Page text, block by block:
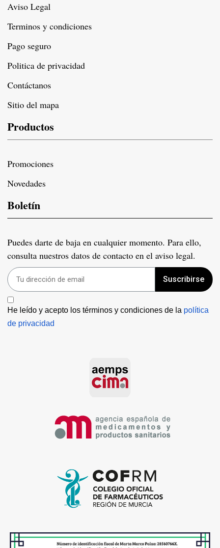
Aviso Legal
Terminos y condiciones
Pago seguro
Politica de privacidad
Contáctanos
Sitio del mapa
Productos
Promociones
Novedades
Boletín
Puedes darte de baja en cualquier momento. Para ello,
consulta nuestros datos de contacto en el aviso legal.
Suscribirse
He leído y acepto los términos y condiciones de la política
de privacidad